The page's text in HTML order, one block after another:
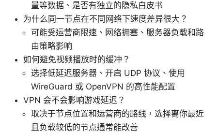
量等数据、是否有独立的隐私白皮书
为什么同一节点在不同网络下速度差异很大？
可能受运营商限速、网络拥塞、服务器负载和路
由策略影响
如何避免视频播放时的缓冲？
选择低延迟服务器、开启 UDP 协议、使用
WireGuard 或 OpenVPN 的高性能配置
VPN 会不会影响游戏延迟？
取决于节点位置和运营商的路线，选择离你最近
且负载较低的节点通常能改善